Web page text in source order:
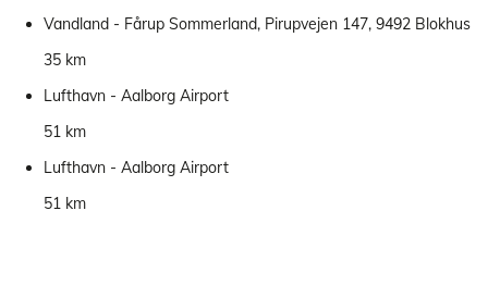
Vandland - Fårup Sommerland, Pirupvejen 147, 9492 Blokhus
35 km
Lufthavn - Aalborg Airport
51 km
Lufthavn - Aalborg Airport
51 km